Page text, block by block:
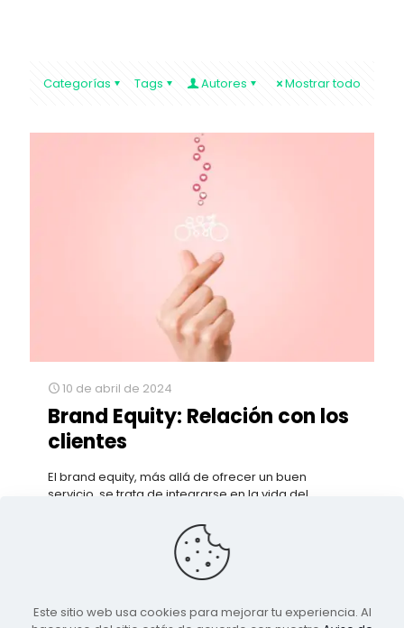
Categorías Tags Autores Mostrar todo
10 de abril de 2024
Brand Equity: Relación con los
clientes
El brand equity, más allá de ofrecer un buen
servicio, se trata de integrarse en la vida del
Este sitio web usa cookies para mejorar tu experiencia. Al